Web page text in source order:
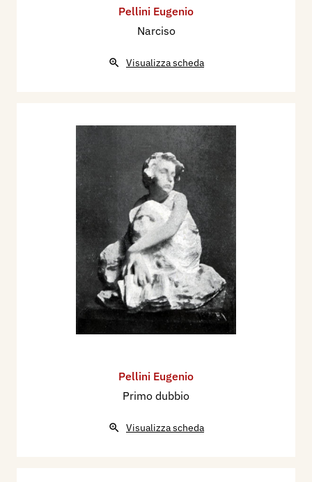
Pellini Eugenio
Narciso
Visualizza scheda
Pellini Eugenio
Primo dubbio
Visualizza scheda